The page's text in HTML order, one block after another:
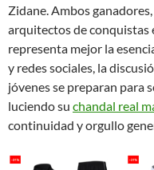
Zidane. Ambos
arquitectos de conquistas
representa mejor la
y redes sociales, la
jóvenes se preparan para
luciendo su chandal real
continuidad y orgullo